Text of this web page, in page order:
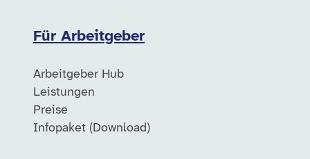
Für Arbeitgeber
Arbeitgeber Hub
Leistungen
Preise
Infopaket (Download)